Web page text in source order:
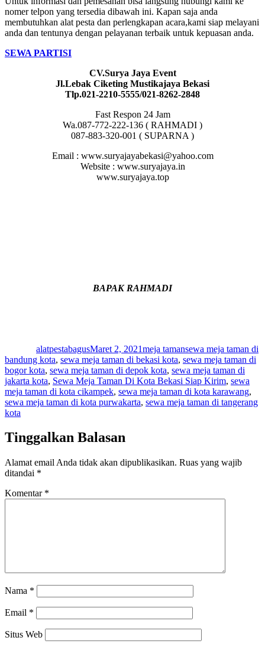
nomer telpon yang tersedia dibawah ini. Kapan saja anda
membutuhkan alat pesta dan perlengkapan acara,kami siap melayani
anda dan tentunya dengan pelayanan terbaik untuk kepuasan anda.
SEWA PARTISI
CV.Surya Jaya Event
Jl.Lebak Ciketing Mustikajaya Bekasi
Tlp.021-2210-5555/021-8262-2848
Fast Respon 24 Jam
Wa.087-772-222-136 ( RAHMADI )
087-883-320-001 ( SUPARNA )
Email : www.suryajayabekasi@yahoo.com
Website : www.suryajaya.in
www.suryajaya.top
BAPAK RAHMADI
alatpestabagusMaret 2, 2021meja tamansewa meja taman di
bandung kota, sewa meja taman di bekasi kota, sewa meja taman di
bogor kota, sewa meja taman di depok kota, sewa meja taman di
jakarta kota, Sewa Meja Taman Di Kota Bekasi Siap Kirim, sewa
meja taman di kota cikampek, sewa meja taman di kota karawang,
sewa meja taman di kota purwakarta, sewa meja taman di tangerang
kota
Tinggalkan Balasan
Alamat email Anda tidak akan dipublikasikan. Ruas yang wajib
ditandai *
Komentar *
Nama *
Email *
Situs Web